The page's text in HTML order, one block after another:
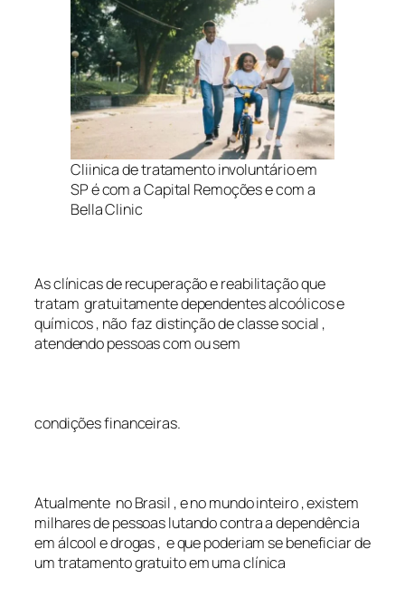
Cliinica de tratamento involuntário em
SP é com a Capital Remoções e com a
Bella Clinic
As clínicas de recuperação e reabilitação que
tratam gratuitamente dependentes alcoólicos e
químicos , não faz distinção de classe social ,
atendendo pessoas com ou sem
condições financeiras.
Atualmente no Brasil , e no mundo inteiro , existem
milhares de pessoas lutando contra a dependência
em álcool e drogas , e que poderiam se beneficiar de
um tratamento gratuito em uma clínica